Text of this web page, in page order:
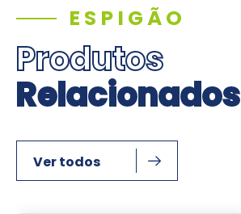
ESPIGÃO
Produtos
Relacionados
Ver todos